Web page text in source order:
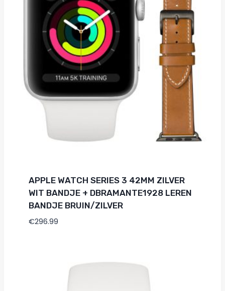
APPLE WATCH SERIES 3 42MM ZILVER
WIT BANDJE + DBRAMANTE1928 LEREN
BANDJE BRUIN/ZILVER
€296.99